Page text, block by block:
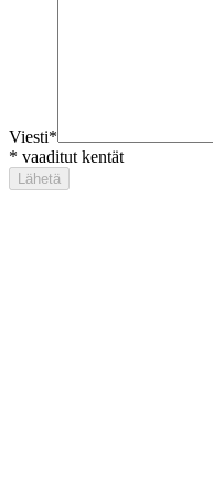
Viesti*
* vaaditut kentät